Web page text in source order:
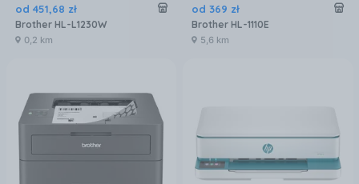
od 451,68 zł
Brother HL-L1230W
0,2 km
od 369 zł
Brother HL-1110E
5,6 km